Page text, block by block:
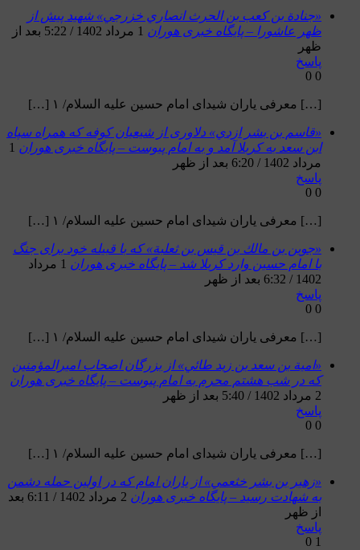
«جنادة بن كعب بن الحرث انصاري خزرجي» شهید پیش از
ظهر عاشورا – پایگاه خبری هوران
1 مرداد 1402 / 5:22 بعد از
ظهر
پاسخ
0
0
[…] معرفی یاران شیدای امام حسین علیه السلام/ ۱ […]
«قاسم بن بشر ازدي» دلاوری از شیعیان کوفه که همراه سپاه
ابن سعد به کربلا آمد و به امام پیوست – پایگاه خبری هوران 1
مرداد 1402 / 6:20 بعد از ظهر
پاسخ
0
0
[…] معرفی یاران شیدای امام حسین علیه السلام/ ۱ […]
«جوين بن مالك بن قيس بن ثعلبة» که با قبیله خود برای جنگ
با امام حسین وارد کربلا شد – پایگاه خبری هوران
1 مرداد
1402 / 6:32 بعد از ظهر
پاسخ
0
0
[…] معرفی یاران شیدای امام حسین علیه السلام/ ۱ […]
«امية بن سعد بن زيد طائي» از بزرگان اصحاب امیرالمؤمنین
که در شب هشتم محرم به امام پیوست – پایگاه خبری هوران
2 مرداد 1402 / 5:40 بعد از ظهر
پاسخ
0
0
[…] معرفی یاران شیدای امام حسین علیه السلام/ ۱ […]
«زهير بن بشر خثعمي» از یاران امام که در اولین حمله دشمن
به شهادت رسید – پایگاه خبری هوران
2 مرداد 1402 / 6:11 بعد
از ظهر
پاسخ
1
0